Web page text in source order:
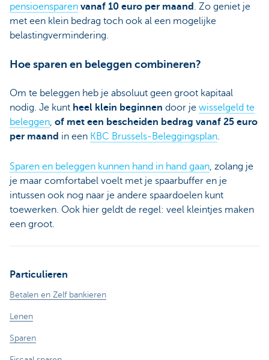
pensioensparen vanaf 10 euro per maand
. Zo geniet je
met een klein bedrag toch ook al een mogelijke
belastingvermindering.
Hoe sparen en beleggen combineren?
Om te beleggen heb je absoluut geen groot kapitaal
nodig. Je kunt heel klein beginnen door je wisselgeld te
beleggen of met een bescheiden bedrag vanaf 25 euro
per maand in een KBC Brussels-Beleggingsplan
Sparen en beleggen kunnen hand in hand gaan, zolang je
je maar comfortabel voelt met je spaarbuffer en je
intussen ook nog naar je andere spaardoelen kunt
toewerken. Ook hier geldt de regel: veel kleintjes maken
een groot.
Particulieren
Betalen en Zelf bankieren
Lenen
Sparen